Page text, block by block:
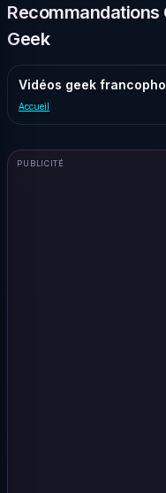
Recommandations
Geek
Vidéos geek
Accueil
PUBLICITÉ